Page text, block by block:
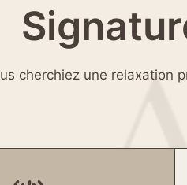
cherchiez une relaxation